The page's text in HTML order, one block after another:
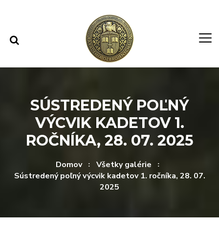
SÚSTREDENÝ POĽNÝ
VÝCVIK KADETOV 1.
ROČNÍKA, 28. 07. 2025
Domov
Všetky galérie
Sústredený poľný výcvik kadetov 1. ročníka, 28. 07.
2025